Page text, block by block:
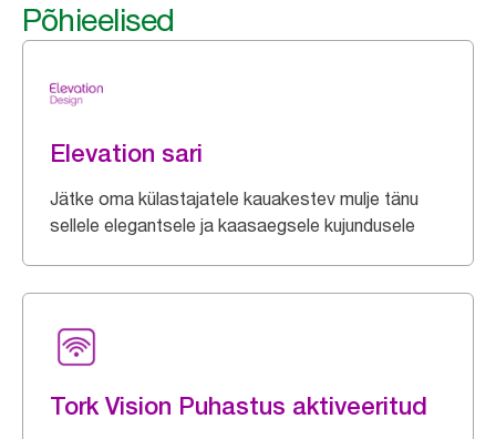
Põhieelised
Elevation sari
Jätke oma külastajatele kauakestev mulje tänu
sellele elegantsele ja kaasaegsele kujundusele
Tork Vision Puhastus aktiveeritud